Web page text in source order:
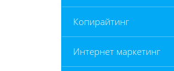
Копирайтинг
Интернет маркетинг